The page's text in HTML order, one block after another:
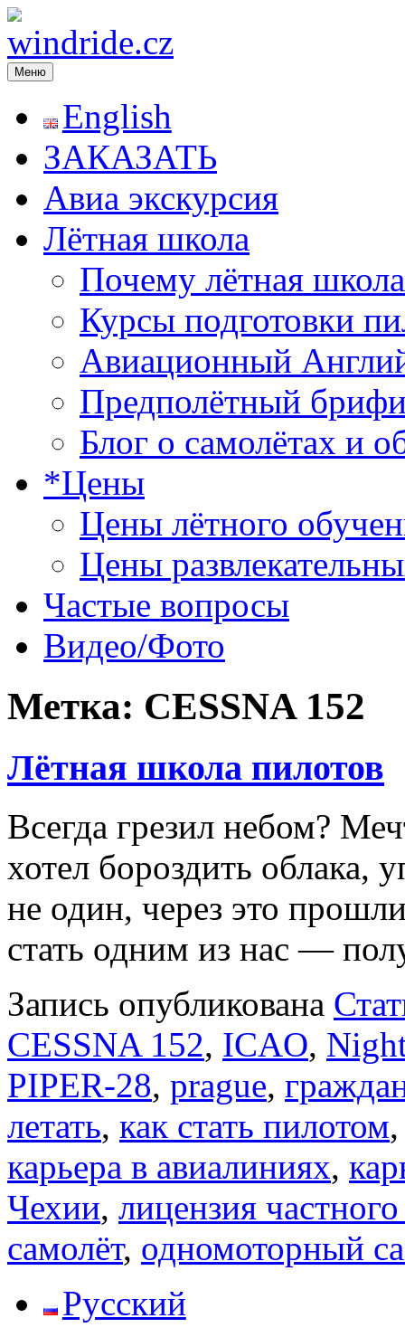
windride.cz
Лётная школа — Полеты на частном самолёте над Прагой.
экстрим. Лётное училище в Чехии
Меню
English
ЗАКАЗАТЬ
Авиа экскурсия
Лётная школа
Почему лётная
Курсы подготовки
Авиационный
Предполётный
Блог о самолётах и
*Цены
Цены лётного
Цены
Частые вопросы
Видео/Фото
Метка: CESSNA 152
Лётная школа пилотов
Всегда грезил небом?
хотел бороздить облака,
не один, через это
стать одним из нас —
Запись опубликована
CESSNA 152, ICAO,
PIPER-28, prague,
летать, как стать пилотом
карьера в авиалиниях,
Чехии, лицензия
самолёт, одномоторный
Русский